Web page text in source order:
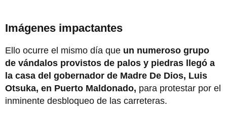
Imágenes impactantes
Ello ocurre el mismo día que un numeroso grupo
de vándalos provistos de palos y piedras llegó a
la casa del gobernador de Madre De Dios, Luis
Otsuka, en Puerto Maldonado, para protestar por el
inminente desbloqueo de las carreteras.